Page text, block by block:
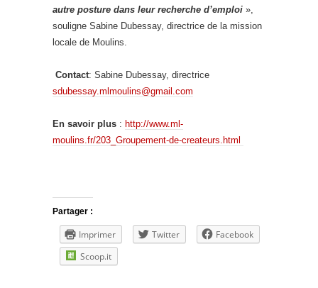
autre posture dans leur recherche d’emploi »,
souligne Sabine Dubessay, directrice de la mission
locale de Moulins.
Contact: Sabine Dubessay, directrice
sdubessay.mlmoulins@gmail.com
En savoir plus : http://www.ml-
moulins.fr/203_Groupement-de-createurs.html
Partager :
Imprimer Twitter
Facebook
Scoop.it